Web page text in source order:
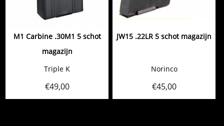
M1 Carbine .30M1 5 schot
magazijn
Triple K
€49,00
JW15 .22LR 5 schot magazijn
Norinco
€45,00